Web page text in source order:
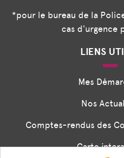
*pour le bureau de la
cas d'urgence
LIENS
Mes
Nos
Comptes-rendus des
Carte